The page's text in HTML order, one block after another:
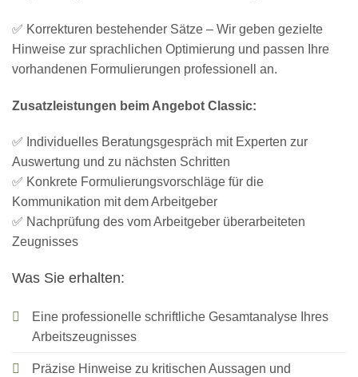
✅ Korrekturen bestehender Sätze – Wir geben gezielte
Hinweise zur sprachlichen Optimierung und passen Ihre
vorhandenen Formulierungen professionell an.
Zusatzleistungen beim Angebot Classic:
✅ Individuelles Beratungsgespräch mit Experten zur
Auswertung und zu nächsten Schritten
✅ Konkrete Formulierungsvorschläge für die
Kommunikation mit dem Arbeitgeber
✅ Nachprüfung des vom Arbeitgeber überarbeiteten
Zeugnisses
Was Sie erhalten:
Eine professionelle schriftliche Gesamtanalyse Ihres
Arbeitszeugnisses
Präzise Hinweise zu kritischen Aussagen und